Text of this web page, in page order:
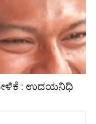
ಹೇಳಿಕೆ : ಉದಯನಿಧಿ